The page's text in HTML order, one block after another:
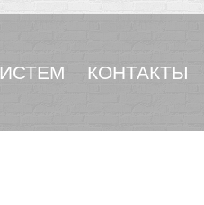
КОНТАКТЫ